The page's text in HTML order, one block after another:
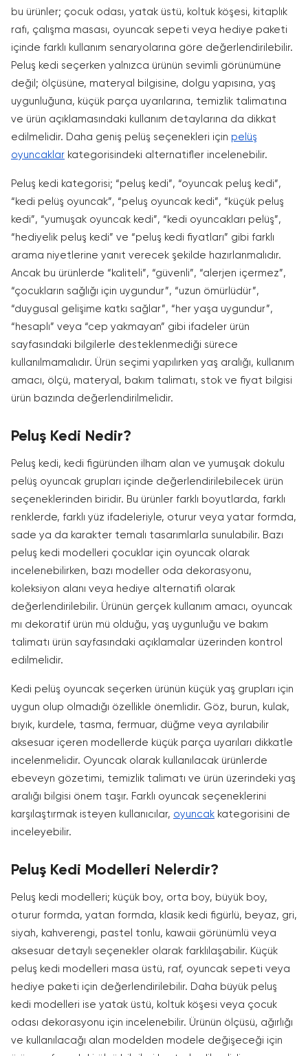
bu ürünler; çocuk odası, yatak üstü, koltuk köşesi, kitaplık
rafı, çalışma masası, oyuncak sepeti veya hediye paketi
içinde farklı kullanım senaryolarına göre değerlendirilebilir.
Peluş kedi seçerken yalnızca ürünün sevimli görünümüne
değil; ölçüsüne, materyal bilgisine, dolgu yapısına, yaş
uygunluğuna, küçük parça uyarılarına, temizlik talimatına
ve ürün açıklamasındaki kullanım detaylarına da dikkat
edilmelidir. Daha geniş pelüş seçenekleri için pelüş
oyuncaklar kategorisindeki alternatifler incelenebilir.
Peluş kedi kategorisi; “peluş kedi”, “oyuncak peluş kedi”,
“kedi pelüş oyuncak”, “peluş oyuncak kedi”, “küçük peluş
kedi”, “yumuşak oyuncak kedi”, “kedi oyuncakları pelüş”,
“hediyelik peluş kedi” ve “peluş kedi fiyatları” gibi farklı
arama niyetlerine yanıt verecek şekilde hazırlanmalıdır.
Ancak bu ürünlerde “kaliteli”, “güvenli”, “alerjen içermez”,
“çocukların sağlığı için uygundur”, “uzun ömürlüdür”,
“duygusal gelişime katkı sağlar”, “her yaşa uygundur”,
“hesaplı” veya “cep yakmayan” gibi ifadeler ürün
sayfasındaki bilgilerle desteklenmediği sürece
kullanılmamalıdır. Ürün seçimi yapılırken yaş aralığı, kullanım
amacı, ölçü, materyal, bakım talimatı, stok ve fiyat bilgisi
ürün bazında değerlendirilmelidir.
Peluş Kedi Nedir?
Peluş kedi, kedi figüründen ilham alan ve yumuşak dokulu
pelüş oyuncak grupları içinde değerlendirilebilecek ürün
seçeneklerinden biridir. Bu ürünler farklı boyutlarda, farklı
renklerde, farklı yüz ifadeleriyle, oturur veya yatar formda,
sade ya da karakter temalı tasarımlarla sunulabilir. Bazı
peluş kedi modelleri çocuklar için oyuncak olarak
incelenebilirken, bazı modeller oda dekorasyonu,
koleksiyon alanı veya hediye alternatifi olarak
değerlendirilebilir. Ürünün gerçek kullanım amacı, oyuncak
mı dekoratif ürün mü olduğu, yaş uygunluğu ve bakım
talimatı ürün sayfasındaki açıklamalar üzerinden kontrol
edilmelidir.
Kedi pelüş oyuncak seçerken ürünün küçük yaş grupları için
uygun olup olmadığı özellikle önemlidir. Göz, burun, kulak,
bıyık, kurdele, tasma, fermuar, düğme veya ayrılabilir
aksesuar içeren modellerde küçük parça uyarıları dikkatle
incelenmelidir. Oyuncak olarak kullanılacak ürünlerde
ebeveyn gözetimi, temizlik talimatı ve ürün üzerindeki yaş
aralığı bilgisi önem taşır. Farklı oyuncak seçeneklerini
karşılaştırmak isteyen kullanıcılar, oyuncak kategorisini de
inceleyebilir.
Peluş Kedi Modelleri Nelerdir?
Peluş kedi modelleri; küçük boy, orta boy, büyük boy,
oturur formda, yatan formda, klasik kedi figürlü, beyaz, gri,
siyah, kahverengi, pastel tonlu, kawaii görünümlü veya
aksesuar detaylı seçenekler olarak farklılaşabilir. Küçük
peluş kedi modelleri masa üstü, raf, oyuncak sepeti veya
hediye paketi için değerlendirilebilir. Daha büyük peluş
kedi modelleri ise yatak üstü, koltuk köşesi veya çocuk
odası dekorasyonu için incelenebilir. Ürünün ölçüsü, ağırlığı
ve kullanılacağı alan modelden modele değişeceği için